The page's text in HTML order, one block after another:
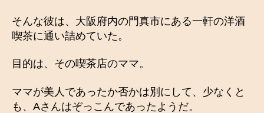
そんな彼は、大阪府内の門真市にある一軒の洋酒
喫茶に通い詰めていた。
目的は、その喫茶店のママ。
ママが美人であったか否かは別にして、少なくと
も、Aさんはぞっこんであったようだ。